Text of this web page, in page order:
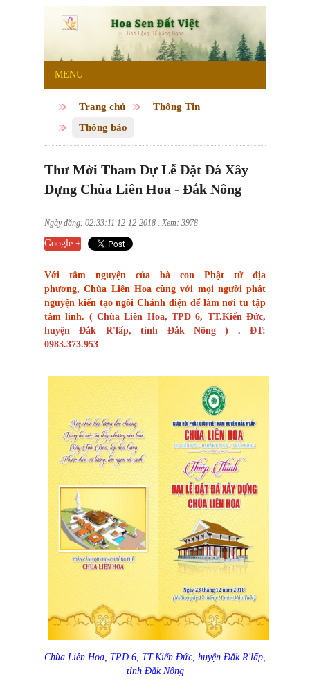
MENU
Trang chủ
Thông Tin
Thông báo
Thư Mời Tham Dự Lễ Đặt Đá Xây
Dựng Chùa Liên Hoa - Đắk Nông
Ngày đăng: 02:33:11 12-12-2018 . Xem: 3978
Google +
Với tâm nguyện của bà con Phật tử địa
phương, Chùa Liên Hoa cùng với mọi người phát
nguyện kiến tạo ngôi Chánh điện để làm nơi tu tập
tâm linh. ( Chùa Liên Hoa, TPD 6, TT.Kiến Đức,
huyện Đắk R'lấp, tỉnh Đắk Nông ) . ĐT:
0983.373.953
Chùa Liên Hoa, TPD 6, TT.Kiến Đức, huyện Đắk R'lấp,
tỉnh Đắk Nông